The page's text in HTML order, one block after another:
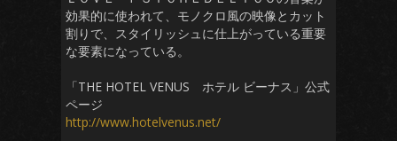
効果的に使われて、モノクロ風の映像とカット
割りで、スタイリッシュに仕上がっている重要
な要素になっている。
「THE HOTEL VENUS ホテル ビーナス」公式
ページ
http://www.hotelvenus.net/